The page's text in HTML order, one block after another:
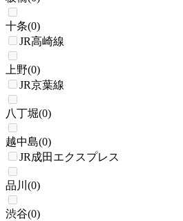
十条(0)
JR高崎線
上野(0)
JR京葉線
八丁堀(0)
越中島(0)
JR成田エクスプレス
品川 (0)
渋谷(0)